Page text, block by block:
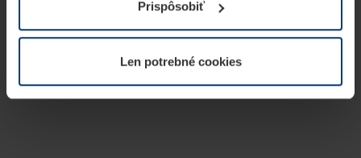
potrebujeme Vaše povolenie. Vaše povolenie môžete
kedykoľvek zmeniť alebo odvolať vo vysvetlení cookie
našej webovej stránky.
Prispôsobiť
Len potrebné cookies